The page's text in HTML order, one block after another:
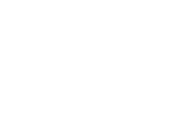
simítóglett - 5kg/20 kg